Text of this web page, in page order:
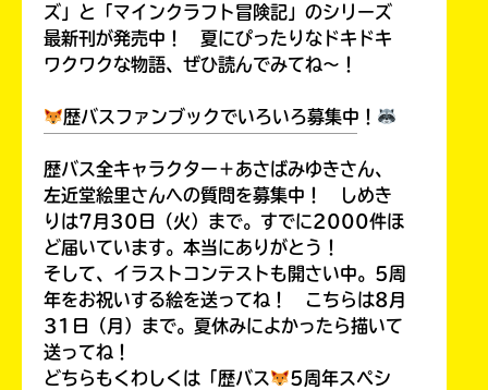
Loading...
ズ」と「マインクラフト冒険記」のシリーズ
最新刊が発売中！ 夏にぴったりなドキドキ
ワクワクな物語、ぜひ読んでみてね～！
歴バスファンブックでいろいろ募集中！
歴バス全キャラクター＋あさばみゆきさん、
左近堂絵里さんへの質問を募集中！ しめき
りは7月30日（火）まで。すでに2000件ほ
ど届いています。本当にありがとう！
そして、イラストコンテストも開さい中。5周
年をお祝いする絵を送ってね！ こちらは8月
31日（月）まで。夏休みによかったら描いて
送ってね！
どちらもくわしくは「歴バス
5周年スペシ
力